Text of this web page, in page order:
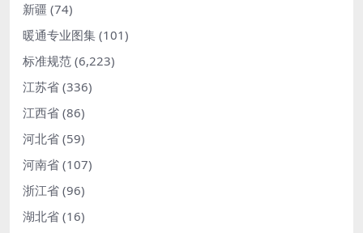
新疆 (74)
暖通专业图集 (101)
标准规范 (6,223)
江苏省 (336)
江西省 (86)
河北省 (59)
河南省 (107)
浙江省 (96)
湖北省 (16)